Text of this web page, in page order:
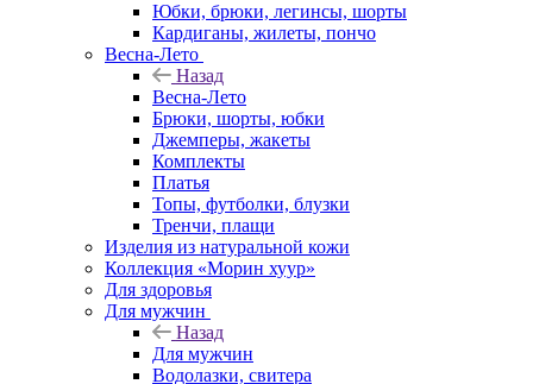
Юбки, брюки, легинсы, шорты
Кардиганы, жилеты, пончо
Весна-Лето
Назад
Весна-Лето
Брюки, шорты, юбки
Джемперы, жакеты
Комплекты
Платья
Топы, футболки, блузки
Тренчи, плащи
Изделия из натуральной кожи
Коллекция «Морин хуур»
Для здоровья
Для мужчин
Назад
Для мужчин
Водолазки, свитера